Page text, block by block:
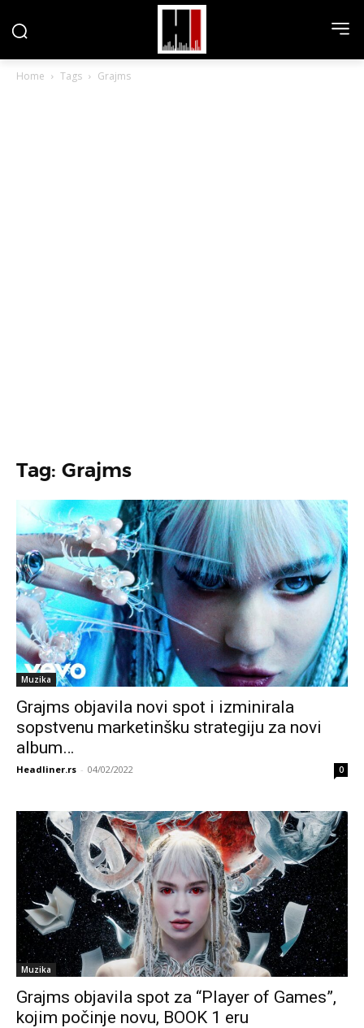
Home Tags Grajms
Tag: Grajms
Muzika
Grajms objavila novi spot i izminirala
sopstvenu marketinšku strategiju za novi
album…
Headliner.rs - 04/02/2022 0
Muzika
Grajms objavila spot za “Player of Games”,
kojim počinje novu, BOOK 1 eru